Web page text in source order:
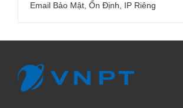
Email Bảo Mật, Ổn Định, IP Riêng